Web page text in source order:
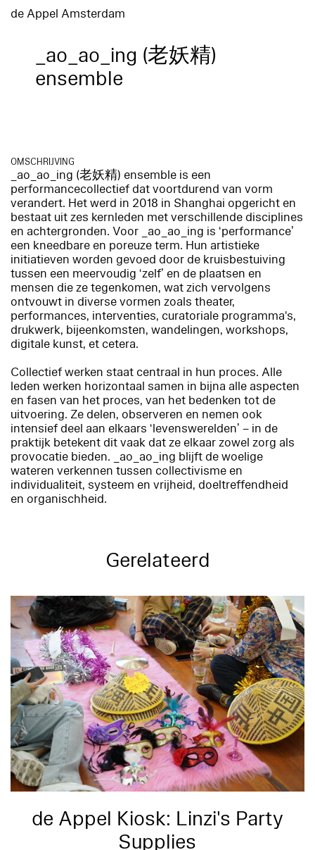
de Appel Amsterdam
_ao_ao_ing (老妖精)
ensemble
OMSCHRIJVING
_ao_ao_ing (老妖精) ensemble is een
performancecollectief dat voortdurend van vorm
verandert. Het werd in 2018 in Shanghai opgericht en
bestaat uit zes kernleden met verschillende disciplines
en achtergronden. Voor _ao_ao_ing is ‘performance’
een kneedbare en poreuze term. Hun artistieke
initiatieven worden gevoed door de kruisbestuiving
tussen een meervoudig ‘zelf’ en de plaatsen en
mensen die ze tegenkomen, wat zich vervolgens
ontvouwt in diverse vormen zoals theater,
performances, interventies, curatoriale programma's,
drukwerk, bijeenkomsten, wandelingen, workshops,
digitale kunst, et cetera.
Collectief werken staat centraal in hun proces. Alle
leden werken horizontaal samen in bijna alle aspecten
en fasen van het proces, van het bedenken tot de
uitvoering. Ze delen, observeren en nemen ook
intensief deel aan elkaars ‘levenswerelden’ – in de
praktijk betekent dit vaak dat ze elkaar zowel zorg als
provocatie bieden. _ao_ao_ing blijft de woelige
wateren verkennen tussen collectivisme en
individualiteit, systeem en vrijheid, doeltreffendheid
en organischheid.
Gerelateerd
de Appel Kiosk: Linzi's Party
Supplies